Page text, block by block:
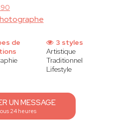
de
3 styles
Artistique
Traditionnel
Lifestyle
UN MESSAGE
24 heures